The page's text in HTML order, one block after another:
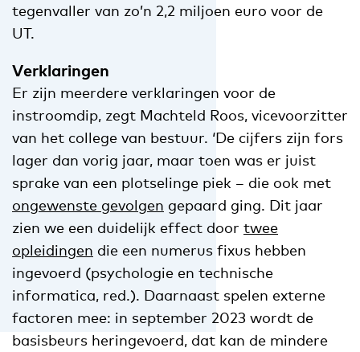
tegenvaller van zo’n 2,2 miljoen euro voor de
UT.
Verklaringen
Er zijn meerdere verklaringen voor de
instroomdip, zegt Machteld Roos, vicevoorzitter
van het college van bestuur. ‘De cijfers zijn fors
lager dan vorig jaar, maar toen was er juist
sprake van een plotselinge piek – die ook met
ongewenste gevolgen gepaard ging. Dit jaar
zien we een duidelijk effect door twee
opleidingen die een numerus fixus hebben
ingevoerd (psychologie en technische
informatica, red.). Daarnaast spelen externe
factoren mee: in september 2023 wordt de
basisbeurs heringevoerd, dat kan de mindere